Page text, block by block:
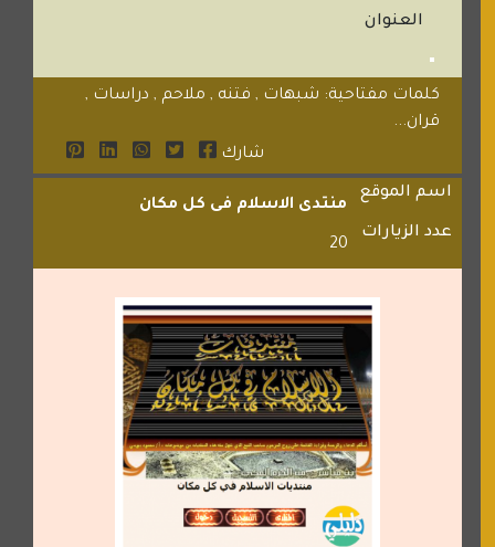
العنوان
كلمات مفتاحية: شبهات , فتنه , ملاحم , دراسات ,
قران...
شارك
اسم الموقع
منتدى الاسلام فى كل مكان
عدد الزيارات
20